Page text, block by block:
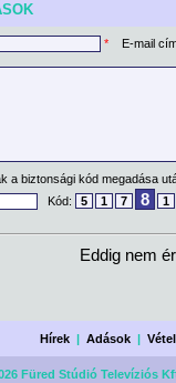
* E-mail
a biztonsági kód megadása
Kód: 5 1 7 8 1
Eddig nem
Hírek |Adások |
Füred Stúdió Televíziós